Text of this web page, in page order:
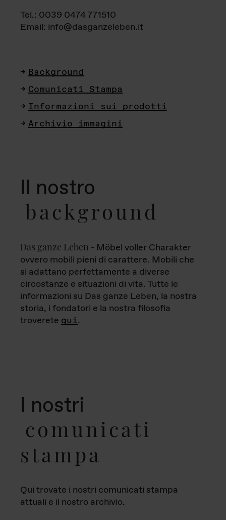
Tel.: 0039 0474 771510
Email: info@dasganzeleben.it
Background
Comunicati Stampa
Informazioni sui prodotti
Archivio immagini
Il nostro
background
Das ganze Leben - Möbel voller Charakter
ovvero mobili pieni di carattere. Mobili che
si adattano perfettamente a diverse
circostanze e situazioni di vita. Tutte le
informazioni su Das ganze Leben, la nostra
storia, i fondatori e la nostra filosofia
troverete qui.
I nostri
comunicati
stampa
Qui trovate i nostri comunicati stampa
attuali e il nostro archivio.